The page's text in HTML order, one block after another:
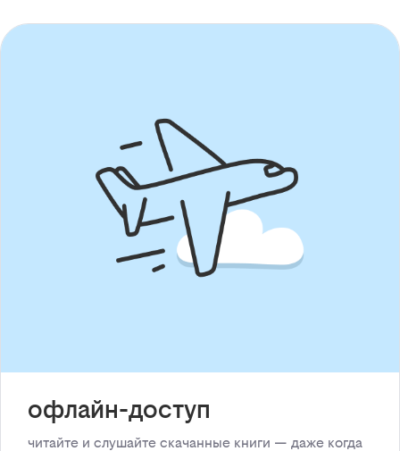
офлайн-доступ
читайте и слушайте скачанные книги — даже когда